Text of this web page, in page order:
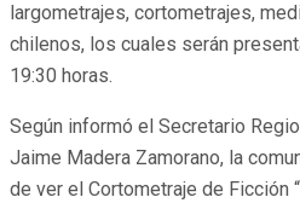
largometrajes, cortometrajes,
chilenos, los cuales serán
19:30 horas.
Según informó el Secretario
Jaime Madera Zamorano, la
de ver el Cortometraje de Ficción